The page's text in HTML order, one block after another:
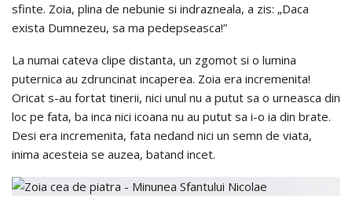
sfinte. Zoia, plina de nebunie si indrazneala, a zis: „Daca
exista Dumnezeu, sa ma pedepseasca!”
La numai cateva clipe distanta, un zgomot si o lumina
puternica au zdruncinat incaperea. Zoia era incremenita!
Oricat s-au fortat tinerii, nici unul nu a putut sa o urneasca din
loc pe fata, ba inca nici icoana nu au putut sa i-o ia din brate.
Desi era incremenita, fata nedand nici un semn de viata,
inima acesteia se auzea, batand incet.